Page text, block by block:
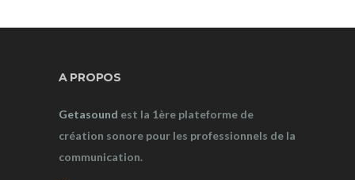
A PROPOS
Getasound est la 1ère plateforme de
création sonore pour les professionnels de la
communication.